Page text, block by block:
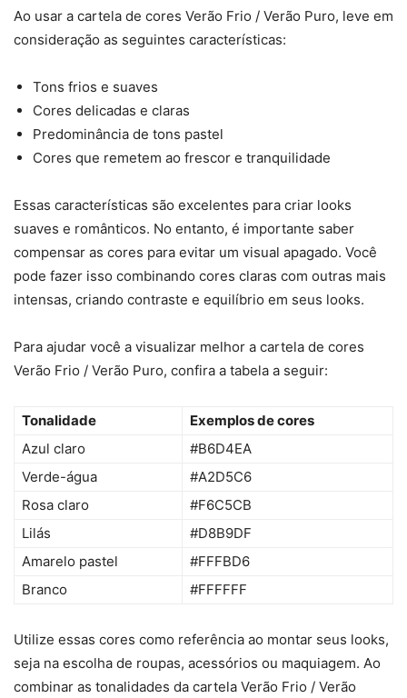
Ao usar a cartela de cores Verão Frio / Verão Puro, leve em
consideração as seguintes características:
Tons frios e suaves
Cores delicadas e claras
Predominância de tons pastel
Cores que remetem ao frescor e tranquilidade
Essas características são excelentes para criar looks
suaves e românticos. No entanto, é importante saber
compensar as cores para evitar um visual apagado. Você
pode fazer isso combinando cores claras com outras mais
intensas, criando contraste e equilíbrio em seus looks.
Para ajudar você a visualizar melhor a cartela de cores
Verão Frio / Verão Puro, confira a tabela a seguir:
Tonalidade
Exemplos de cores
Azul claro
#B6D4EA
Verde-água
#A2D5C6
Rosa claro
#F6C5CB
Lilás
#D8B9DF
Amarelo pastel
#FFFBD6
Branco
#FFFFFF
Utilize essas cores como referência ao montar seus looks,
seja na escolha de roupas, acessórios ou maquiagem. Ao
combinar as tonalidades da cartela Verão Frio / Verão